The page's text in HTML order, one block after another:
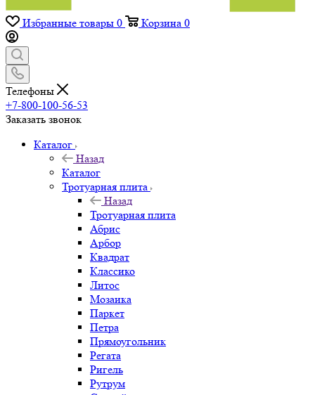
Избранные товары 0 Корзина 0
Телефоны
+7-800-100-56-53
Заказать звонок
Каталог
Назад
Каталог
Тротуарная плита
Назад
Тротуарная плита
Абрис
Арбор
Квадрат
Классико
Литос
Мозаика
Паркет
Петра
Прямоугольник
Регата
Ригель
Рутрум